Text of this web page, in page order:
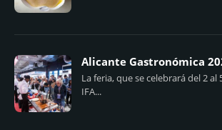
Alicante Gastronómica
La feria, que se celebrará del 2 al
IFA...